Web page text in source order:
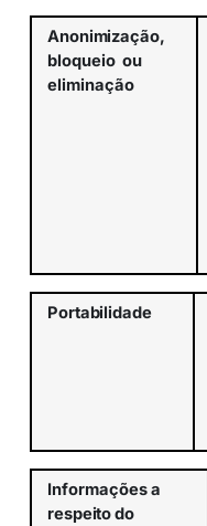
Anonimização,
bloqueio ou
eliminação
Portabilidade
Informaçõesa
respeito do